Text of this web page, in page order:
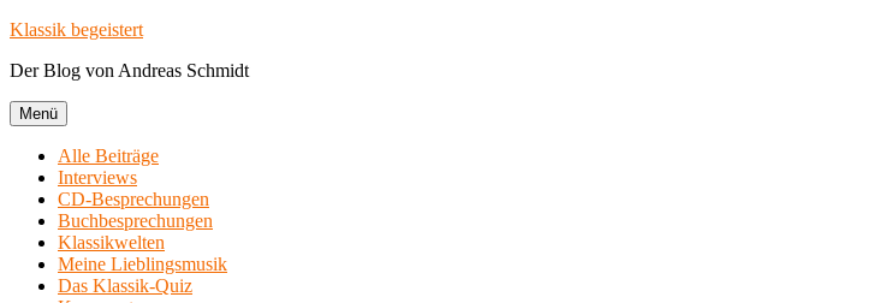
Zum
springen
Klassik begeistert
Der Blog von Andreas Schmidt
Menü
Alle Beiträge
Interviews
CD-Besprechungen
Buchbesprechungen
Klassikwelten
Meine Lieblingsmusik
Das Klassik-Quiz